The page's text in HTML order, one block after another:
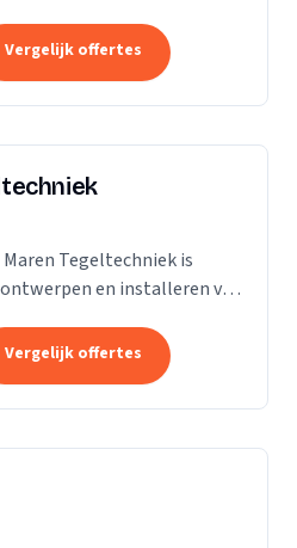
'up to date' collectie...
Vergelijk offertes
Tegeltechniek is
en installeren van
Bij ons treft u een...
Vergelijk offertes